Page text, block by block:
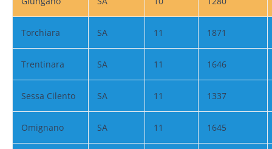
Torchiara SA 11 1871
Trentinara SA 11 1646
Sessa Cilento SA 11 1337
Omignano SA 11 1645